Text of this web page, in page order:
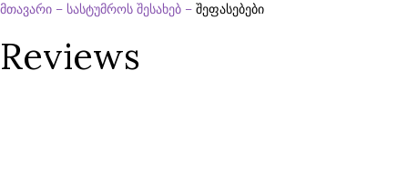
მთავარი – სასტუმროს შესახებ – შეფასებები
Reviews